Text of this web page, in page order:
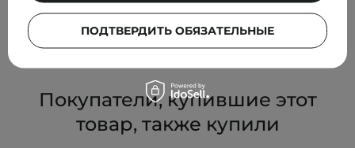
599,00 ГРН
569,00 ГРН
Покупатели, купившие этот
товар, также купили
ПОДТВЕРДИТЬ ОБЯЗАТЕЛЬНЫЕ